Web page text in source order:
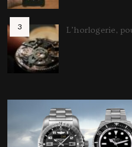
L’horlogerie,